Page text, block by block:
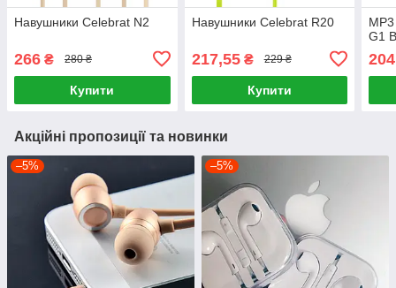
Навушники Celebrat N2
266 ₴ 280 ₴
Купити
Навушники Celebrat R20
217,55₴ 229 ₴
Купити
G1
Акційні пропозиції та новинки
–5% –5%